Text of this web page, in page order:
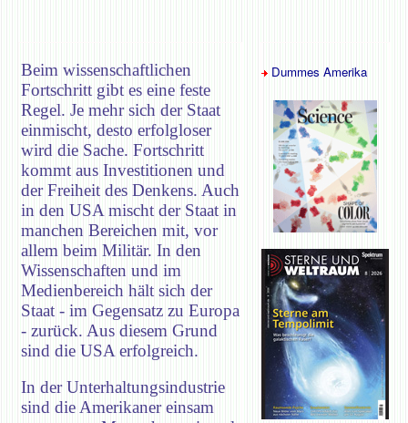
Beim wissenschaftlichen
Fortschritt gibt es eine feste
Regel. Je mehr sich der Staat
einmischt, desto erfolgloser
wird die Sache. Fortschritt
kommt aus Investitionen und
der Freiheit des Denkens. Auch
in den USA mischt der Staat in
manchen Bereichen mit, vor
allem beim Militär. In den
Wissenschaften und im
Medienbereich hält sich der
Staat - im Gegensatz zu Europa
- zurück. Aus diesem Grund
sind die USA erfolgreich.
In der Unterhaltungsindustrie
sind die Amerikaner einsam
Dummes Amerika